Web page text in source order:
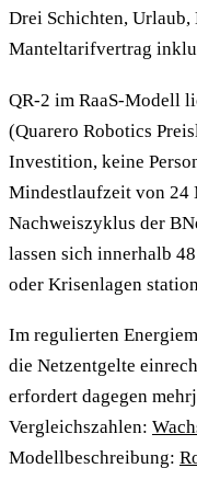
Drei Schichten,
Manteltarifvertrag
QR-2 im RaaS-Modell
(Quarero Robotics
Investition, keine
Mindestlaufzeit von 24
Nachweiszyklus der
lassen sich innerhalb
oder Krisenlagen
Im regulierten
die Netzentgelte
erfordert dagegen
Vergleichszahlen:
Modellbeschreibung: